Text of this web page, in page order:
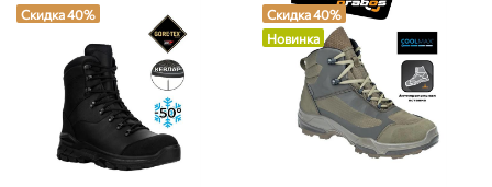
Скидка 40%
Скидка 40%
Новинка